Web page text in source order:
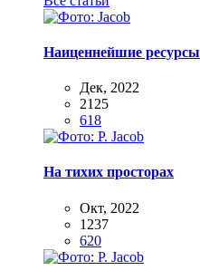
Наиценнейшие ресурсы
Дек, 2022
2125
618
На тихих просторах
Окт, 2022
1237
620